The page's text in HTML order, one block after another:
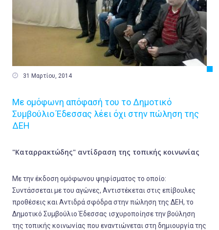
 31 Μαρτίου, 2014
Με ομόφωνη απόφασή του το Δημοτικό
Συμβούλιο Έδεσσας λέει όχι στην πώληση της
ΔΕΗ
"Καταρρακτώδης" αντίδραση της τοπικής κοινωνίας
Με την έκδοση ομόφωνου ψηφίσματος το οποίο:
Συντάσσεται με του αγώνες, Αντιστέκεται στις επίβουλες
προθέσεις και Αντιδρά σφόδρα στην πώληση της ΔΕΗ, το
Δημοτικό Συμβούλιο Έδεσσας ισχυροποίησε την βούληση
της τοπικής κοινωνίας που εναντιώνεται στη δημιουργία της